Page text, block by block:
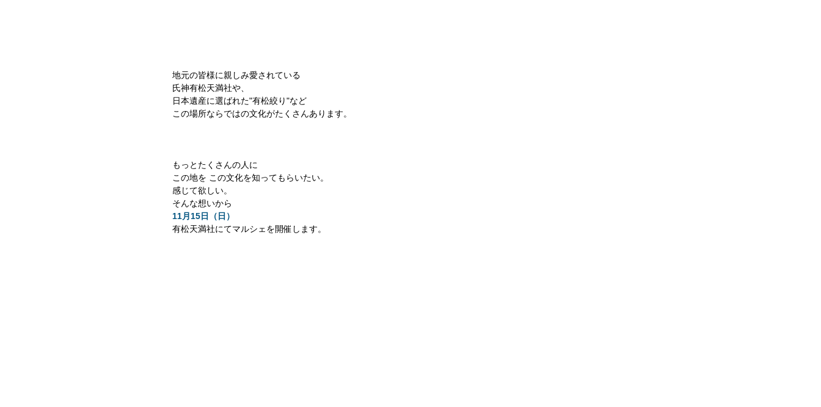
地元の皆様に親しみ愛されている
氏神有松天満社や、
日本遺産に選ばれた"有松絞り"など
この場所ならではの文化がたくさんあります。
もっとたくさんの人に
この地を この文化を知ってもらいたい。
感じて欲しい。
そんな想いから
11月15日（日）
有松天満社にてマルシェを開催します。